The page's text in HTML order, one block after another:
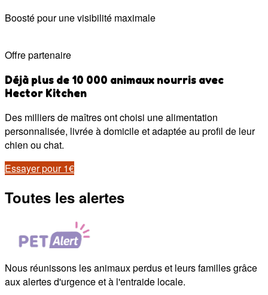
Boosté pour une visibilité maximale
Offre partenaire
Déjà plus de 10 000 animaux nourris avec
Hector Kitchen
Des milliers de maîtres ont choisi une alimentation
personnalisée, livrée à domicile et adaptée au profil de leur
chien ou chat.
Essayer pour 1€
Toutes les alertes
Nous réunissons les animaux perdus et leurs familles grâce
aux alertes d'urgence et à l'entraide locale.